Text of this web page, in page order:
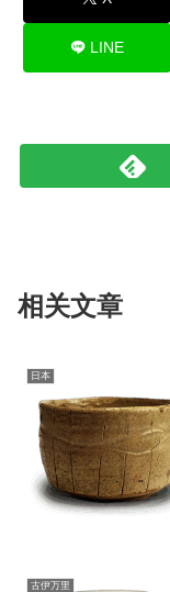
LINE
相关文章
日本
古伊万里